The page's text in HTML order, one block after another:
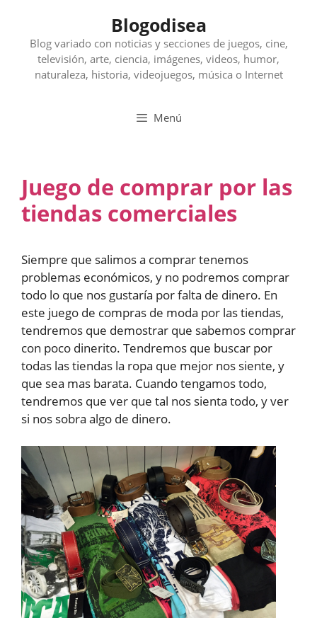
contenido
Blogodisea
Blog variado con noticias y secciones de juegos, cine,
televisión, arte, ciencia, imágenes, videos, humor,
naturaleza, historia, videojuegos, música o Internet
Menú
Juego de comprar por las
tiendas comerciales
Siempre que salimos a comprar tenemos
problemas económicos, y no podremos comprar
todo lo que nos gustaría por falta de dinero. En
este juego de compras de moda por las tiendas,
tendremos que demostrar que sabemos comprar
con poco dinerito. Tendremos que buscar por
todas las tiendas la ropa que mejor nos siente, y
que sea mas barata. Cuando tengamos todo,
tendremos que ver que tal nos sienta todo, y ver
si nos sobra algo de dinero.